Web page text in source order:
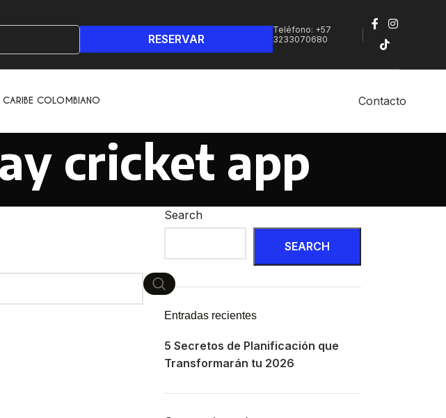
Teléfono: +57
3233070680‬
COLOMBIANO Contacto
cricket app
Search
SEARCH
Entradas recientes
5 Secretos de Planificación que
Transformarán tu 2026